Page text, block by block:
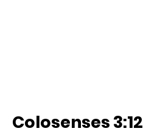
Colosenses 3:12